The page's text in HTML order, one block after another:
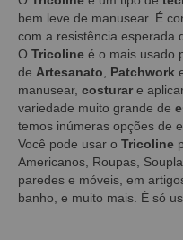
bem leve de manusear. É
com a resistência esperada
O Tricoline é o mais usado
de Artesanato Patchwork
manusear, costurar e
variedade muito grande de
temos inúmeras opções de
Você pode usar o Tricoline
Americanos, Roupas,
paredes e móveis, em
banho, e muito mais. É só